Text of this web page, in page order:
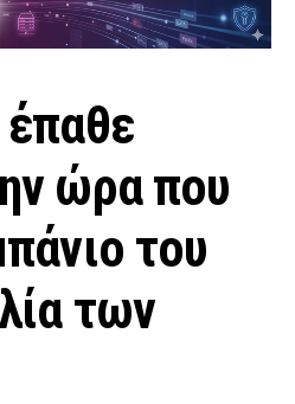
έπαθε
ώρα που
του
των